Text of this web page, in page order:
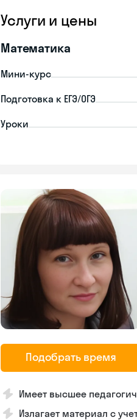
Услуги и цены
Математика
Мини-курс
Подготовка к ЕГЭ/ОГЭ
Уроки
Подобрать время
Имеет высшее
Излагает материал с